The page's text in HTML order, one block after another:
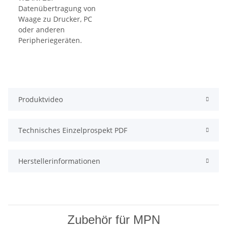
Produktvideo
Technisches Einzelprospekt PDF
Herstellerinformationen
Zubehör für MPN